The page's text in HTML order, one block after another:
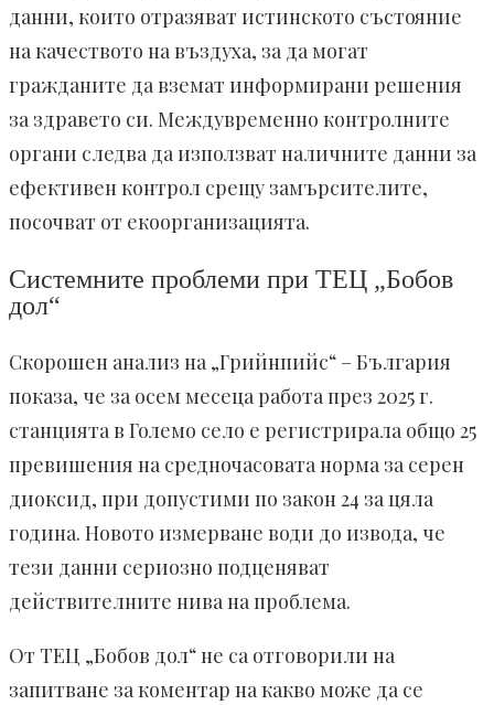
данни, които отразяват истинското състояние
на качеството на въздуха, за да могат
гражданите да вземат информирани решения
за здравето си. Междувременно контролните
органи следва да използват наличните данни за
ефективен контрол срещу замърсителите,
посочват от екоорганизацията.
Системните проблеми при ТЕЦ „Бобов
дол“
Скорошен анализ на „Грийнпийс“ – България
показа, че за осем месеца работа през 2025 г.
станцията в Големо село е регистрирала общо 25
превишения на средночасовата норма за серен
диоксид, при допустими по закон 24 за цяла
година. Новото измерване води до извода, че
тези данни сериозно подценяват
действителните нива на проблема.
От ТЕЦ „Бобов дол“ не са отговорили на
запитване за коментар на какво може да се